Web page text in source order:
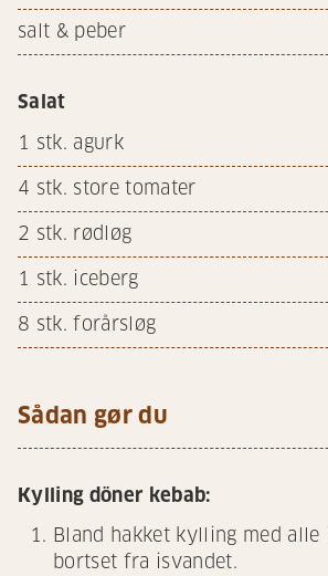
salt & peber
Salat
1 stk. agurk
4 stk. store tomater
2 stk. rødløg
1 stk. iceberg
8 stk. forårsløg
Sådan gør du
Kylling döner kebab:
Bland hakket kylling med alle
bortset fra isvandet.